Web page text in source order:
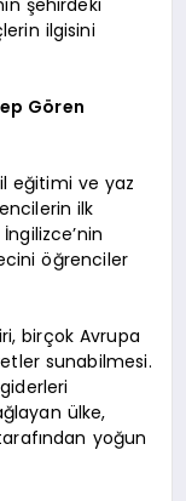
şehirdeki
ilgisini
Gören
eğitimi ve yaz
ilk
öğrenciler
birçok Avrupa
sunabilmesi.
ülke,
yoğun